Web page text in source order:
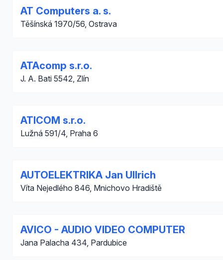
AT Computers a. s.
Těšínská 1970/56, Ostrava
ATAcomp s.r.o.
J. A. Bati 5542, Zlín
ATICOM s.r.o.
Lužná 591/4, Praha 6
AUTOELEKTRIKA Jan Ullrich
Víta Nejedlého 846, Mnichovo Hradiště
AVICO - AUDIO VIDEO COMPUTER
Jana Palacha 434, Pardubice